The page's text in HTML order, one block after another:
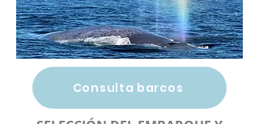
Consulta barcos